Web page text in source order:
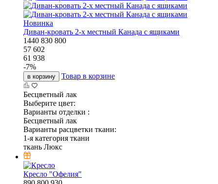
Новинка
Диван-кровать 2-х местный Канада с ящиками
1440 830 800
57 602
61 938
-7%
в корзину Товар в корзине
Бесцветный лак
Выберите цвет:
Варианты отделки :
Бесцветный лак
Варианты расцветки ткани:
1-я категория ткани
ткань Люкс
Кресло "Офелия"